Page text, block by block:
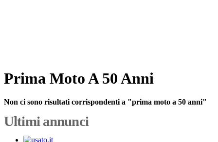
Prima Moto A 50 Anni
Non ci sono risultati corrispondenti a "prima moto a 50 anni"
Ultimi annunci